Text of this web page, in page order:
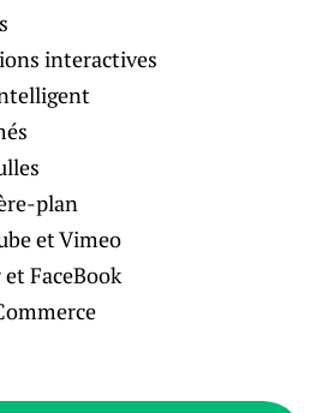
interactives
plan
et Vimeo
FaceBook